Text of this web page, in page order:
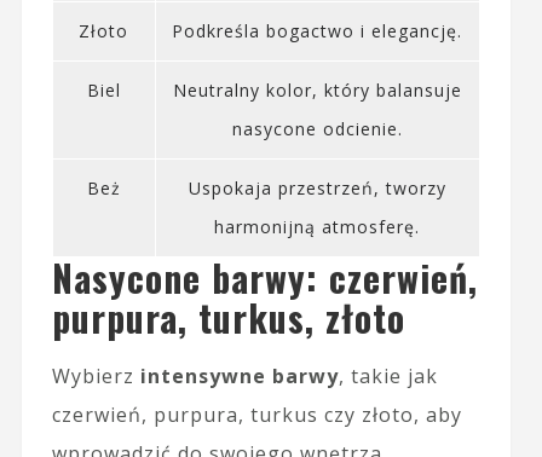
Złoto Podkreśla bogactwo i elegancję.
Biel
Neutralny kolor, który balansuje
nasycone odcienie.
Beż
Uspokaja przestrzeń, tworzy
harmonijną atmosferę.
Nasycone barwy: czerwień,
purpura, turkus, złoto
Wybierz intensywne barwy, takie jak
czerwień, purpura, turkus czy złoto, aby